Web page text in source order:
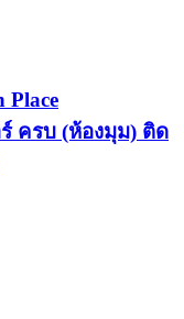
Place
ร์ ครบ (ห้องมุม) ติด